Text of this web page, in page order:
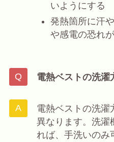
いようにする
発熱箇所に汗
や感電の恐れ
電熱ベストの洗濯
電熱ベストの洗濯
異なります。洗濯
れば、手洗いのみ